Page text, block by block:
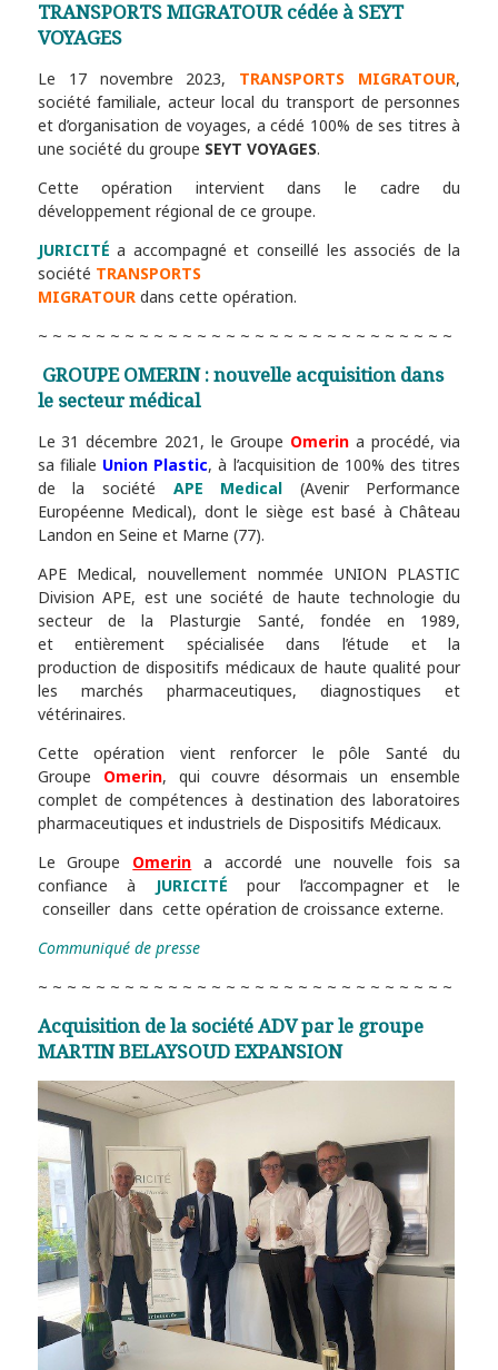
TRANSPORTS MIGRATOUR cédée à SEYT
VOYAGES
Le 17 novembre 2023, TRANSPORTS MIGRATOUR,
société familiale, acteur local du transport de personnes
et d’organisation de voyages, a cédé 100% de ses titres à
une société du groupe SEYT VOYAGES.
Cette opération intervient dans le cadre du
développement régional de ce groupe.
JURICITÉ a accompagné et conseillé les associés de la
société TRANSPORTS
MIGRATOURdans cette opération.
~ ~ ~ ~ ~ ~ ~ ~ ~ ~ ~ ~ ~ ~ ~ ~ ~ ~ ~ ~ ~ ~ ~ ~ ~ ~ ~ ~ ~
GROUPE OMERIN : nouvelle acquisition dans
le secteur médical
Le 31 décembre 2021, le Groupe Omerina procédé, via
sa filiale Union Plastic, à l’acquisition de 100% des titres
de la société APE Medical
(Avenir Performance
Européenne Medical), dont le siège est basé à Château
Landon en Seine et Marne (77).
APE Medical, nouvellement nommée UNION PLASTIC
Division APE, est une société de haute technologie du
secteur de la Plasturgie Santé, fondée en 1989,
et entièrement spécialisée dans l’étude et la
production de dispositifs médicaux de haute qualité pour
les marchés pharmaceutiques, diagnostiques et
vétérinaires.
Cette opération vient renforcer le pôle Santé du
Groupe
Omerin, qui couvre désormais un ensemble
complet de compétences à destination des laboratoires
pharmaceutiques et industriels de Dispositifs Médicaux.
Le Groupe Omerin a accordé une nouvelle fois sa
confiance à
JURICITÉ
pour l’accompagner et le
conseiller dans cette opération de croissance externe.
Communiqué de presse
~ ~ ~ ~ ~ ~ ~ ~ ~ ~ ~ ~ ~ ~ ~ ~ ~ ~ ~ ~ ~ ~ ~ ~ ~ ~ ~ ~ ~
Acquisition de la société ADV par le groupe
MARTIN BELAYSOUD EXPANSION